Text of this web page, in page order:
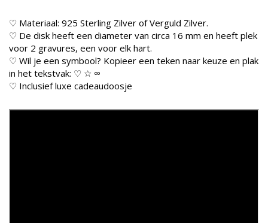
♡ Materiaal: 925 Sterling Zilver of Verguld Zilver.
♡ De disk heeft een diameter van circa 16 mm en heeft plek
voor 2 gravures, een voor elk hart.
♡ Wil je een symbool? Kopieer een teken naar keuze en plak
in het tekstvak: ♡ ☆ ∞
♡ Inclusief luxe cadeaudoosje